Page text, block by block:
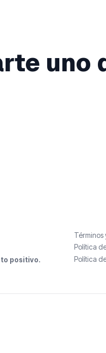
uno
positivo.
Términos
Política
Política